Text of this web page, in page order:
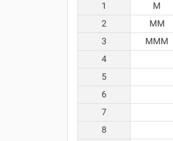
1
M
2
MM
3
MMM
4
5
6
7
8